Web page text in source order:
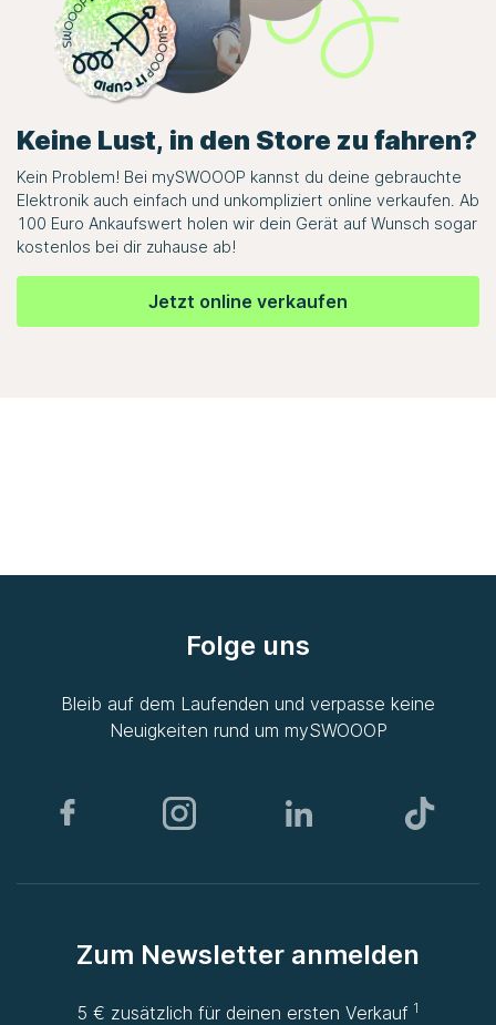
Keine Lust, in den Store zu fahren?
Kein Problem! Bei mySWOOOP kannst du deine gebrauchte
Elektronik auch einfach und unkompliziert online verkaufen. Ab
100 Euro Ankaufswert holen wir dein Gerät auf Wunsch sogar
kostenlos bei dir zuhause ab!
Jetzt online verkaufen
Folge uns
Bleib auf dem Laufenden und verpasse keine
Neuigkeiten rund um mySWOOOP
Zum Newsletter anmelden
5 € zusätzlich für deinen ersten Verkauf1